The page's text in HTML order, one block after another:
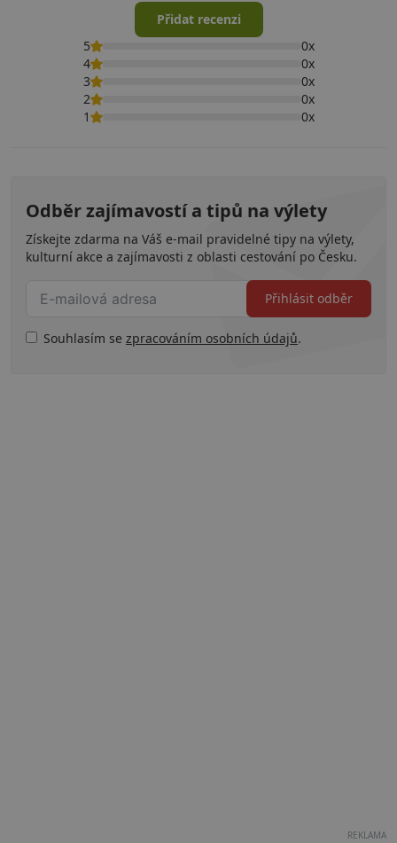
Přidat recenzi
5
0x
4
0x
3
0x
2
0x
1
0x
Odběr zajímavostí a tipů na výlety
Získejte zdarma na Váš e-mail pravidelné tipy na výlety,
kulturní akce a zajímavosti z oblasti cestování po Česku.
Souhlasím se zpracováním osobních údajů.
Přihlásit odběr
REKLAMA